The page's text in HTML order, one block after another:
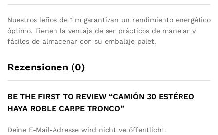
Nuestros leños de 1 m garantizan un rendimiento energético
óptimo. Tienen la ventaja de ser prácticos de manejar y
fáciles de almacenar con su embalaje palet.
Rezensionen (0)
BE THE FIRST TO REVIEW “CAMIÓN 30 ESTÉREO
HAYA ROBLE CARPE TRONCO”
Deine E-Mail-Adresse wird nicht veröffentlicht.